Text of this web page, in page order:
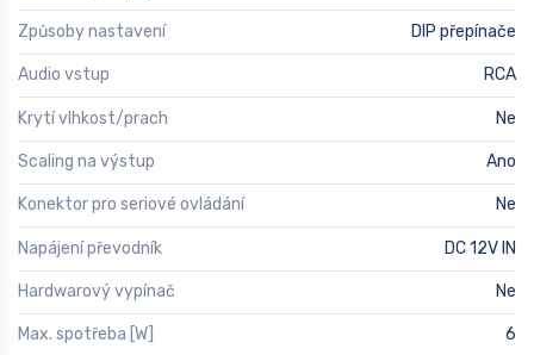
Způsoby nastavení DIP přepínače
Audio vstup RCA
Krytí vlhkost/prach Ne
Scaling na výstup Ano
Konektor pro seriové ovládání Ne
Napájení převodník DC 12V IN
Hardwarový vypínač Ne
Max. spotřeba [W] 6